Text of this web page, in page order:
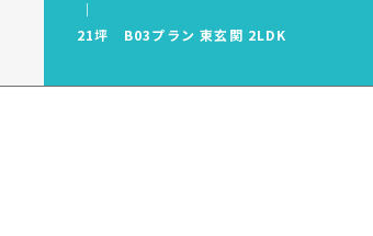
21坪 B03プラン 東玄関 2LDK